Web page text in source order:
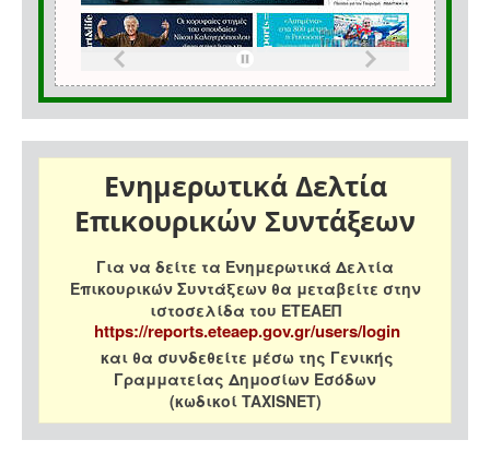
Ενημερωτικά Δελτία
Επικουρικών Συντάξεων
Για να δείτε τα Ενημερωτικά Δελτία
Επικουρικών Συντάξεων θα μεταβείτε στην
ιστοσελίδα του ΕΤΕΑΕΠ
https://reports.eteaep.gov.gr/users/login
και θα συνδεθείτε μέσω της Γενικής
Γραμματείας Δημοσίων Εσόδων
(κωδικοί TAXISNET)